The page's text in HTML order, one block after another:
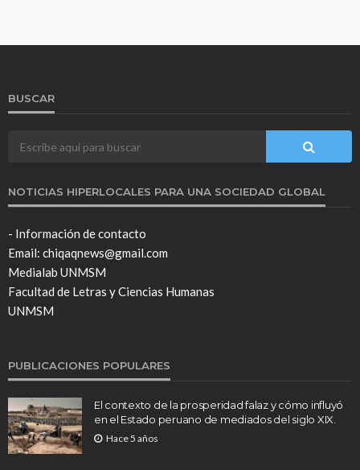
BUSCAR
NOTICIAS HIPERLOCALES PARA UNA SOCIEDAD GLOBAL
- Información de contacto
Email: chiqaqnews@gmail.com
Medialab UNMSM
Facultad de Letras y Ciencias Humanas
UNMSM
PUBLICACIONES POPULARES
El contexto de la prosperidad falaz y cómo influyó
en el Estado peruano de mediados del siglo XIX.
Hace 5 años